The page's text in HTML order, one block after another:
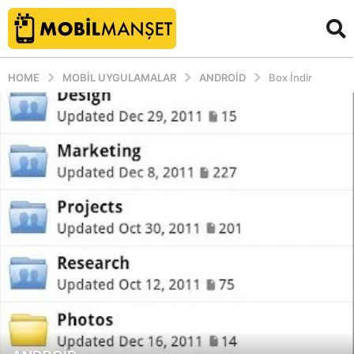
HOME MOBIL UYGULAMALAR ANDROID Box İndir